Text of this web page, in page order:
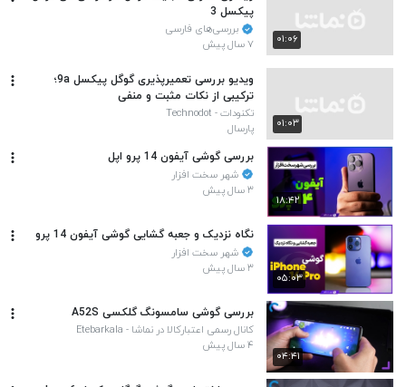
۰۱:۰۶
پیکسل 3
بررسی‌های فارسی
۷ سال پیش
۰۱:۰۳
ویدیو بررسی تعمیرپذیری گوگل پیکسل 9a؛
ترکیبی از نکات مثبت و منفی
تکنودات - Technodot
پارسال
۱۸:۴۲
بررسی گوشی آیفون 14 پرو اپل
شهر سخت افزار
۳ سال پیش
۰۵:۰۳
نگاه نزدیک و جعبه گشایی گوشی آیفون 14 پرو
شهر سخت افزار
۳ سال پیش
۰۴:۴۱
بررسی گوشی سامسونگ گلکسی A52S
کانال رسمی اعتبارکالا در نماشا - Etebarkala
۴ سال پیش